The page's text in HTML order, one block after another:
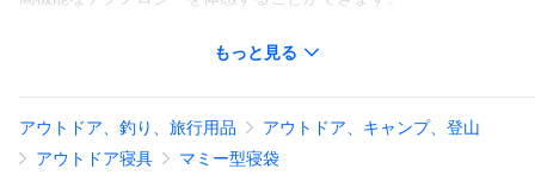
SPDXはポーリッシュグースダウン93-7％(860FP)となります。
・生地
表地：15dn オーロラテックス(R)
裏地：15dn リップストップナイロン
もっと見る
アウトドア、釣り、旅行用品
アウトドア、キャンプ、登山
アウトドア寝具
マミー型寝袋